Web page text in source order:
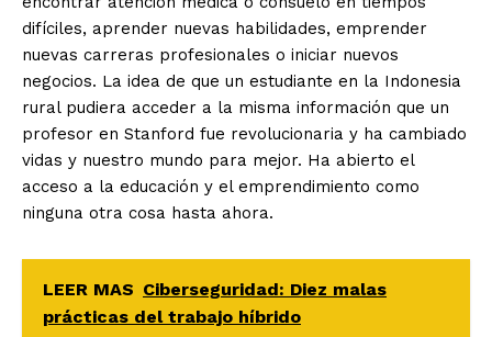
difíciles, aprender nuevas habilidades, emprender
nuevas carreras profesionales o iniciar nuevos
negocios. La idea de que un estudiante en la Indonesia
rural pudiera acceder a la misma información que un
profesor en Stanford fue revolucionaria y ha cambiado
vidas y nuestro mundo para mejor. Ha abierto el
acceso a la educación y el emprendimiento como
ninguna otra cosa hasta ahora.
LEER MAS Ciberseguridad: Diez malas
prácticas del trabajo híbrido